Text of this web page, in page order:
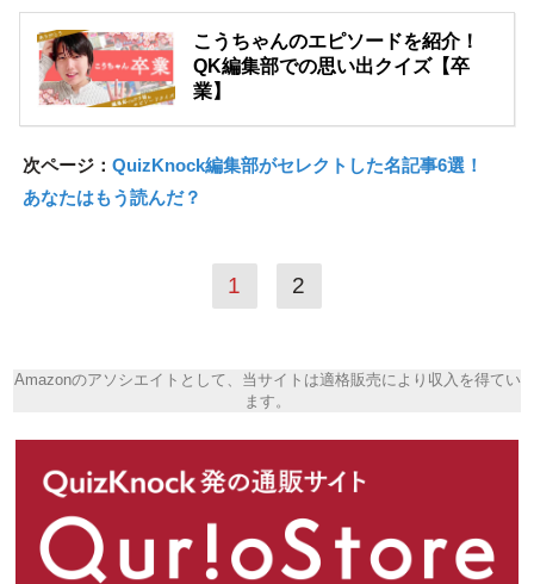
こうちゃんのエピソードを紹介！
QK編集部での思い出クイズ【卒
業】
次ページ： QuizKnock編集部がセレクトした名記事6選！
あなたはもう読んだ？
1 2
Amazonのアソシエイトとして、当サイトは適格販売により収入を得てい
ます。